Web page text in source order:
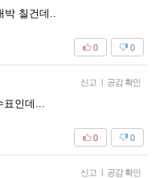
박 칠건데..
0
0
신고 | 공감 확인
표인데...
0
0
신고 | 공감 확인